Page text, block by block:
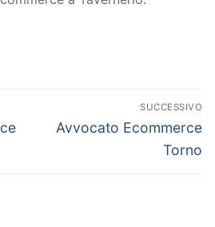
SUCCESSIVO
Avvocato Ecommerce
Torno